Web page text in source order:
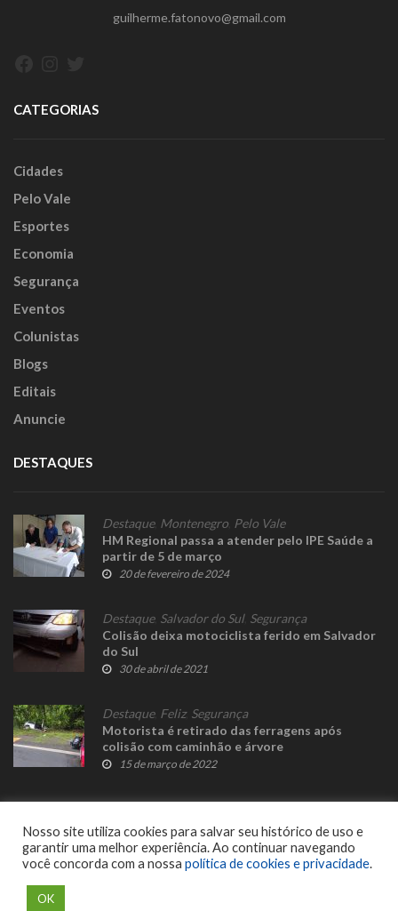
guilherme.fatonovo@gmail.com
CATEGORIAS
Cidades
Pelo Vale
Esportes
Economia
Segurança
Eventos
Colunistas
Blogs
Editais
Anuncie
DESTAQUES
Destaque, Montenegro Pelo Vale
HM Regional passa a atender pelo IPE Saúde a
partir de 5 de março
20 de fevereiro de 2024
Destaque, Salvador do Sul, Segurança
Colisão deixa motociclista ferido em Salvador
do Sul
30 de abril de 2021
Destaque, Feliz, Segurança
Motorista é retirado das ferragens após
colisão com caminhão e árvore
15 de março de 2022
Nosso site utiliza cookies para salvar seu histórico de uso e
garantir uma melhor experiência. Ao continuar navegando
você concorda com a nossa política de cookies e privacidade.
OK